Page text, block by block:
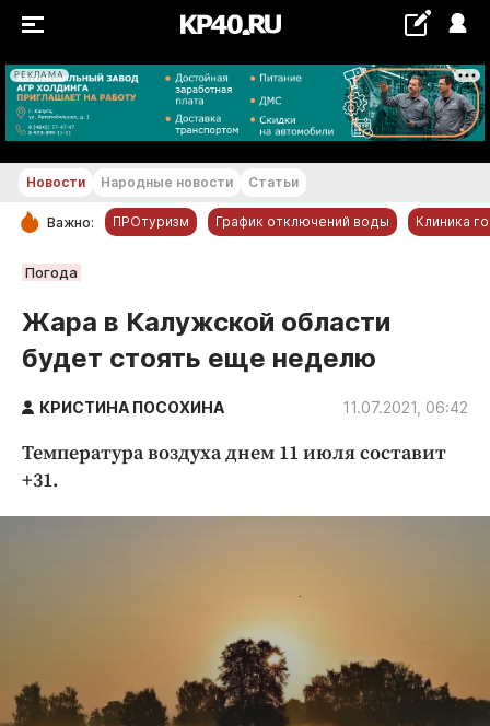
РЕКЛАМА
+25...+26 °С
РУБРИКИ
Обнинск
Новости компаний
Статьи
Народные новости
Благоустройство
Праздники
Новости Народные новости Статьи
Важно: ПРОтуризм График отключений воды Клиника
Погода
Жара в Калужской области
будет стоять еще неделю
КРИСТИНА ПОСОХИНА 11.07.2021, 06:42
Температура воздуха днем 11 июля составит
+31.